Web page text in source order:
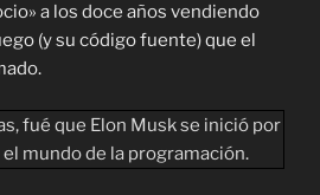
a los doce años vendiendo
(y su código fuente) que el